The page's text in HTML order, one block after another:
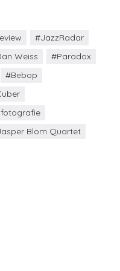
#JazzRadar
Weiss
#Paradox
#Bebop
Blom Quartet